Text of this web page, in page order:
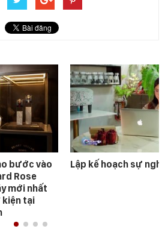
bước vào
Rose
mới nhất
kiện tại
Lập kế hoạch sự